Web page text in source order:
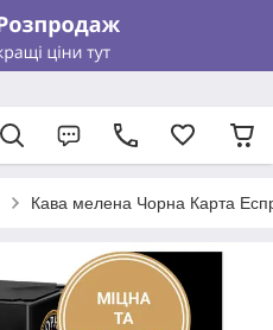
Кава мелена Чорна Карта